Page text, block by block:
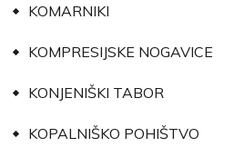
KOMARNIKI
KOMPRESIJSKE NOGAVICE
KONJENIŠKI TABOR
KOPALNIŠKO POHIŠTVO